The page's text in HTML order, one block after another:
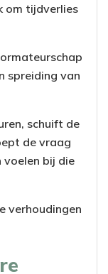
om tijdverlies
spreiding van
schuift de
de vraag
bij die
verhoudingen